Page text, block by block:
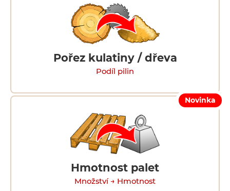
Pořez kulatiny / dřeva
Podíl pilin
Novinka
Hmotnost palet
Množství → Hmotnost